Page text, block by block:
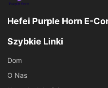
Hefei Purple Horn E-
Szybkie Linki
Dom
O Nas